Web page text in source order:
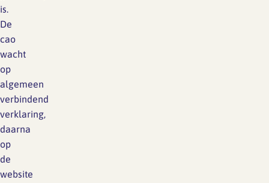
is.
De
cao
wacht
op
algemeen
verbindend
verklaring,
daarna
op
de
website